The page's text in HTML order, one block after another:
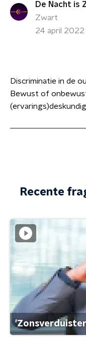
De Nacht is
Zwart
24 april
Discriminatie in de
Bewust of
Recente